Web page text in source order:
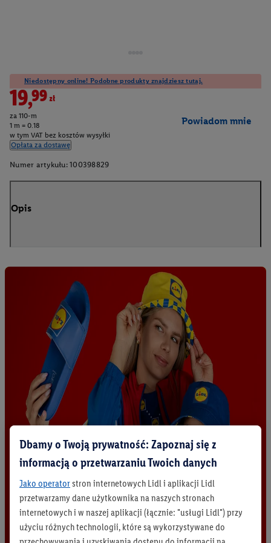
Niedostępny online! Podobne produkty znajdziesz tutaj.
19,99zł
za 110-m
1 m = 0.18
w tym VAT bez kosztów wysyłki
Opłata za dostawę
Powiadom mnie
Numer artykułu: 100398829
Opis
Dbamy o Twoją prywatność: Zapoznaj się z
informacją o przetwarzaniu Twoich danych
Jako operatorstron internetowych Lidl i aplikacji Lidl
przetwarzamy dane użytkownika na naszych stronach
internetowych i w naszej aplikacji (łącznie: "usługi Lidl") przy
użyciu różnych technologii, które są wykorzystywane do